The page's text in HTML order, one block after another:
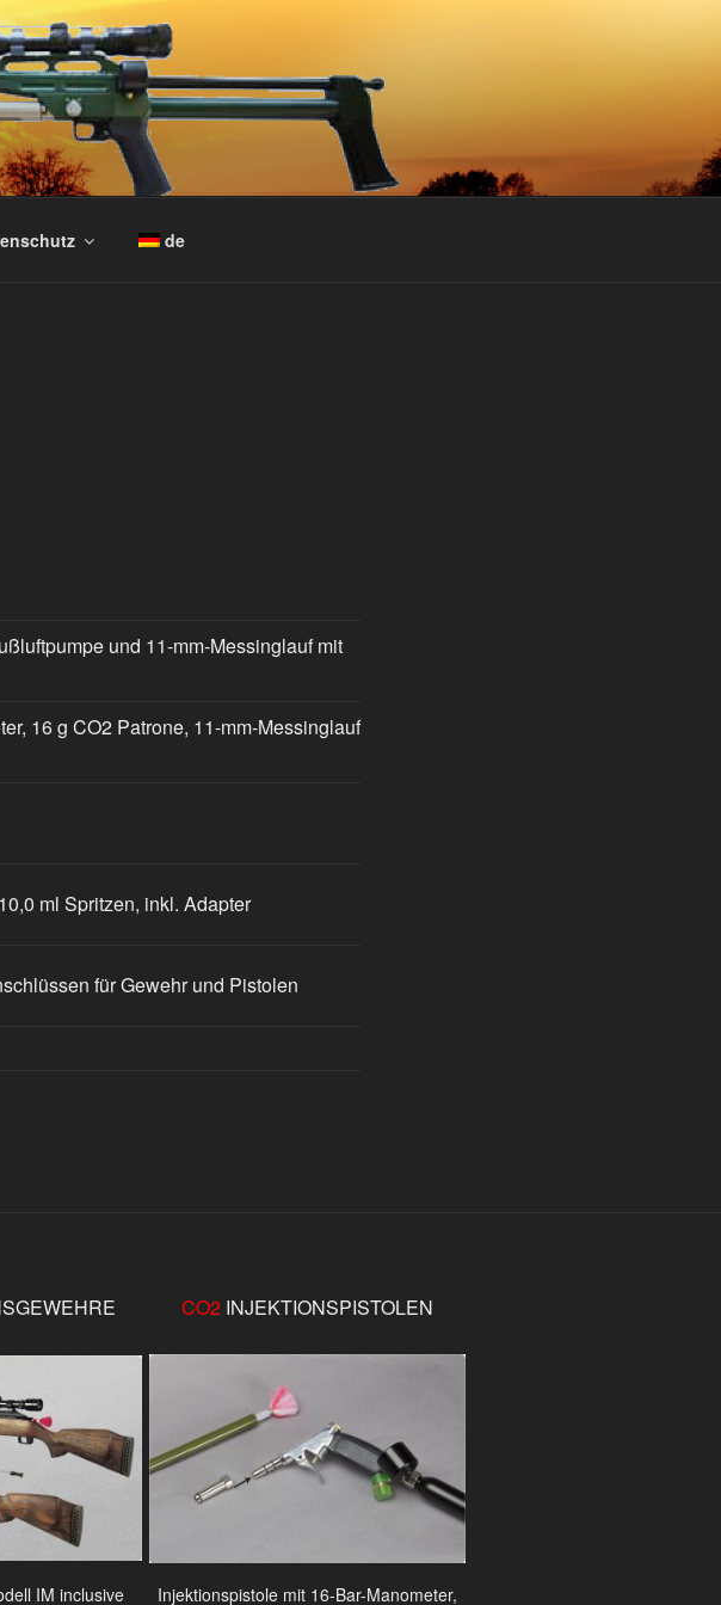
de
und 11-mm-Messinglauf mit
16 g CO2 Patrone, 11-mm-Messinglauf
ml Spritzen, inkl. Adapter
für Gewehr und Pistolen
CO2INJEKTIONSPISTOLEN
IM inclusive Injektionspistole mit 16-Bar-Manometer,